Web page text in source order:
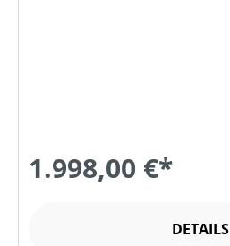
1.998,00 €*
DETAILS